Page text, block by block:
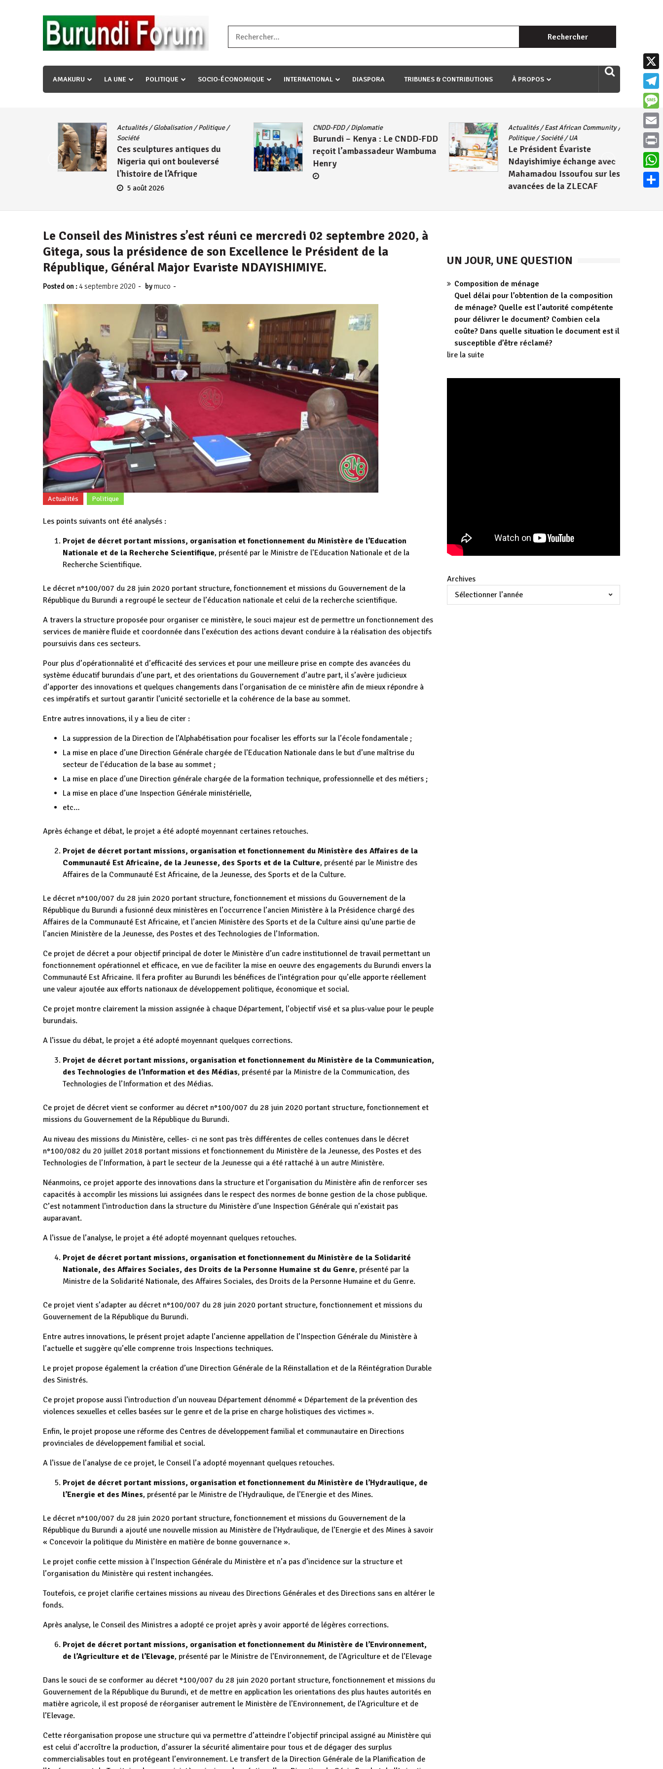
« Ingorane si ugupfa , ingorane ni ugupfa nabi ,gupfa ataco umariye umuryango wawe canke igihugu cakwibarutse .Wewe uri ngaha ndagusigiye iki kibazo : Uriko ukora iki kugira ngo
uzopfire neza umuryango n’igihugu cakwibarutse ? »
Rechercher :
AMAKURU LA UNE POLITIQUE SOCIO-ÉCONOMIQUE INTERNATIONAL DIASPORA TRIBUNES & CONTRIBUTIONS À PROPOS
Actualités/Globalisation/Politique/
Société
Ces sculptures antiques du
Nigeria qui ont bouleversé
l’histoire de l’Afrique
5 août 2026
CNDD-FDD/Diplomatie
Burundi – Kenya : Le CNDD-FDD
reçoit l’ambassadeur Wambuma
Henry
Actualités/East African Community/
Politique/Société/UA
Le Président Évariste
Ndayishimiye échange avec
Mahamadou Issoufou sur les
avancées de la ZLECAF
Le Conseil des Ministres s’est réuni ce mercredi 02 septembre 2020, à
Gitega, sous la présidence de son Excellence le Président de la
République, Général Major Evariste NDAYISHIMIYE.
Posted on : 4 septembre 2020 - bymuco -
Actualités Politique
Les points suivants ont été analysés :
Projet de décret portant missions, organisation et fonctionnement du Ministère de l’Education
Nationale et de la Recherche Scientifique, présenté par le Ministre de l’Education Nationale et de la
Recherche Scientifique.
Le décret n°100/007 du 28 juin 2020 portant structure, fonctionnement et missions du Gouvernement de la
République du Burundi a regroupé le secteur de l’éducation nationale et celui de la recherche scientifique.
A travers la structure proposée pour organiser ce ministère, le souci majeur est de permettre un fonctionnement des
services de manière fluide et coordonnée dans l’exécution des actions devant conduire à la réalisation des objectifs
poursuivis dans ces secteurs.
Pour plus d’opérationnalité et d’efficacité des services et pour une meilleure prise en compte des avancées du
système éducatif burundais d’une part, et des orientations du Gouvernement d’autre part, il s’avère judicieux
d’apporter des innovations et quelques changements dans l’organisation de ce ministère afin de mieux répondre à
ces impératifs et surtout garantir l’unicité sectorielle et la cohérence de la base au sommet.
Entre autres innovations, il y a lieu de citer :
La suppression de la Direction de l’Alphabétisation pour focaliser les efforts sur la l’école fondamentale ;
La mise en place d’une Direction Générale chargée de l’Education Nationale dans le but d’une maîtrise du
secteur de l’éducation de la base au sommet ;
La mise en place d’une Direction générale chargée de la formation technique, professionnelle et des métiers ;
La mise en place d’une Inspection Générale ministérielle,
etc…
Après échange et débat, le projet a été adopté moyennant certaines retouches.
Projet de décret portant missions, organisation et fonctionnement du Ministère des Affaires de la
Communauté Est Africaine, de la Jeunesse, des Sports et de la Culture, présenté par le Ministre des
Affaires de la Communauté Est Africaine, de la Jeunesse, des Sports et de la Culture.
Le décret n°100/007 du 28 juin 2020 portant structure, fonctionnement et missions du Gouvernement de la
République du Burundi a fusionné deux ministères en l’occurrence l’ancien Ministère à la Présidence chargé des
Affaires de la Communauté Est Africaine, et l’ancien Ministère des Sports et de la Culture ainsi qu’une partie de
l’ancien Ministère de la Jeunesse, des Postes et des Technologies de l’Information.
Ce projet de décret a pour objectif principal de doter le Ministère d’un cadre institutionnel de travail permettant un
fonctionnement opérationnel et efficace, en vue de faciliter la mise en oeuvre des engagements du Burundi envers la
Communauté Est Africaine. Il fera profiter au Burundi les bénéfices de l’intégration pour qu’elle apporte réellement
une valeur ajoutée aux efforts nationaux de développement politique, économique et social.
Ce projet montre clairement la mission assignée à chaque Département, l’objectif visé et sa plus-value pour le peuple
burundais.
A l’issue du débat, le projet a été adopté moyennant quelques corrections.
Projet de décret portant missions, organisation et fonctionnement du Ministère de la Communication,
des Technologies de l’Information et des Médias, présenté par la Ministre de la Communication, des
Technologies de l’Information et des Médias.
Ce projet de décret vient se conformer au décret n°100/007 du 28 juin 2020 portant structure, fonctionnement et
missions du Gouvernement de la République du Burundi.
Au niveau des missions du Ministère, celles- ci ne sont pas très différentes de celles contenues dans le décret
n°100/082 du 20 juillet 2018 portant missions et fonctionnement du Ministère de la Jeunesse, des Postes et des
Technologies de l’Information, à part le secteur de la Jeunesse qui a été rattaché à un autre Ministère.
Néanmoins, ce projet apporte des innovations dans la structure et l’organisation du Ministère afin de renforcer ses
capacités à accomplir les missions lui assignées dans le respect des normes de bonne gestion de la chose publique.
C’est notamment l’introduction dans la structure du Ministère d’une Inspection Générale qui n’existait pas
auparavant.
A l’issue de l’analyse, le projet a été adopté moyennant quelques retouches.
Projet de décret portant missions, organisation et fonctionnement du Ministère de la Solidarité
Nationale, des Affaires Sociales, des Droits de la Personne Humaine st du Genre, présenté par la
Ministre de la Solidarité Nationale, des Affaires Sociales, des Droits de la Personne Humaine et du Genre.
Ce projet vient s’adapter au décret n°100/007 du 28 juin 2020 portant structure, fonctionnement et missions du
Gouvernement de la République du Burundi.
Entre autres innovations, le présent projet adapte l’ancienne appellation de l’Inspection Générale du Ministère à
l’actuelle et suggère qu’elle comprenne trois Inspections techniques.
Le projet propose également la création d’une Direction Générale de la Réinstallation et de la Réintégration Durable
des Sinistrés.
Ce projet propose aussi l’introduction d’un nouveau Département dénommé « Département de la prévention des
violences sexuelles et celles basées sur le genre et de la prise en charge holistiques des victimes ».
Enfin, le projet propose une réforme des Centres de développement familial et communautaire en Directions
provinciales de développement familial et social.
A l’issue de l’analyse de ce projet, le Conseil l’a adopté moyennant quelques retouches.
Projet de décret portant missions, organisation et fonctionnement du Ministère de l’Hydraulique, de
l’Energie et des Mines, présenté par le Ministre de l’Hydraulique, de l’Energie et des Mines.
Le décret n°100/007 du 28 juin 2020 portant structure, fonctionnement et missions du Gouvernement de la
République du Burundi a ajouté une nouvelle mission au Ministère de l’Hydraulique, de l’Energie et des Mines à savoir
« Concevoir la politique du Ministère en matière de bonne gouvernance ».
Le projet confie cette mission à l’Inspection Générale du Ministère et n’a pas d’incidence sur la structure et
l’organisation du Ministère qui restent inchangées.
Toutefois, ce projet clarifie certaines missions au niveau des Directions Générales et des Directions sans en altérer le
fonds.
Après analyse, le Conseil des Ministres a adopté ce projet après y avoir apporté de légères corrections.
Projet de décret portant missions, organisation et fonctionnement du Ministère de l’Environnement,
de l’Agriculture et de l’Elevage, présenté par le Ministre de l’Environnement, de l’Agriculture et de l’Elevage
Dans le souci de se conformer au décret °100/007 du 28 juin 2020 portant structure, fonctionnement et missions du
Gouvernement de la République du Burundi, et de mettre en application les orientations des plus hautes autorités en
matière agricole, il est proposé de réorganiser autrement le Ministère de l’Environnement, de l’Agriculture et de
l’Elevage.
Cette réorganisation propose une structure qui va permettre d’atteindre l’objectif principal assigné au Ministère qui
est celui d’accroître la production, d’assurer la sécurité alimentaire pour tous et de dégager des surplus
commercialisables tout en protégeant l’environnement. Le transfert de la Direction Générale de la Planification de
UN JOUR, UNE QUESTION
Composition de ménage
Quel délai pour l’obtention de la composition
de ménage? Quelle est l’autorité compétente
pour délivrer le document? Combien cela
coûte? Dans quelle situation le document est il
susceptible d’être réclamé?
lire la suite
Archives
X
Email
Print